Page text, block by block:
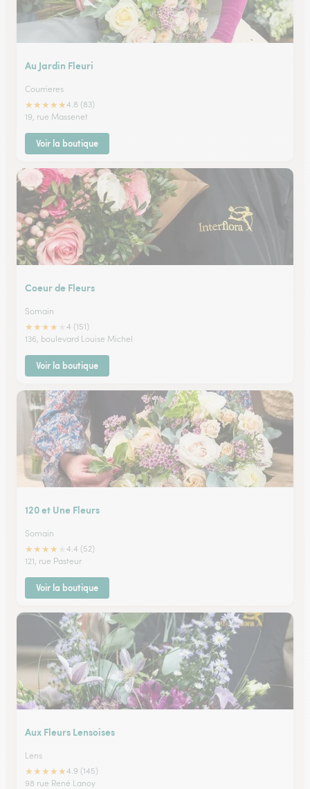
Au Jardin Fleuri
Courrieres
★★★★★4.8 (83)
19, rue Massenet
Voir la boutique
Coeur de Fleurs
Somain
★★★★
4 (151)
136, boulevard Louise Michel
Voir la boutique
120 et Une Fleurs
Somain
★★★★
4.4 (52)
121, rue Pasteur
Voir la boutique
Aux Fleurs Lensoises
Lens
★★★★★4.9 (145)
98 rue René Lanoy